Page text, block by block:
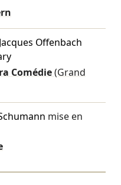
Jacques Offenbach
Comédie(Grand
mise en